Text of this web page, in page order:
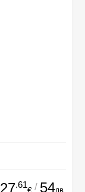
27.61
€ / 54лв.